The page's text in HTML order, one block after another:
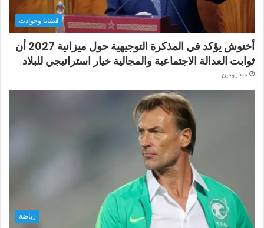
قضايا وحوادث
أخنوش يؤكد في المذكرة التوجيهية حول ميزانية 2027 أن
ثوابت العدالة الاجتماعية والمجالية خيار استراتيجي للبلاد
منذ يومين
رياضة